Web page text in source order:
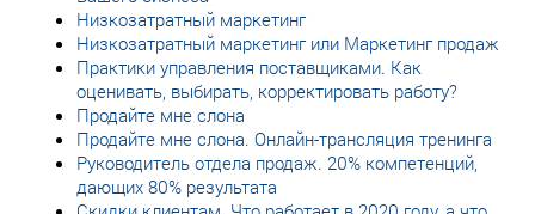
Низкозатратный маркетинг
Низкозатратный маркетинг или Маркетинг продаж
Практики управления поставщиками. Как
оценивать, выбирать, корректировать работу?
Продайте мне слона
Продайте мне слона. Онлайн-трансляция тренинга
Руководитель отдела продаж. 20% компетенций,
дающих 80% результата